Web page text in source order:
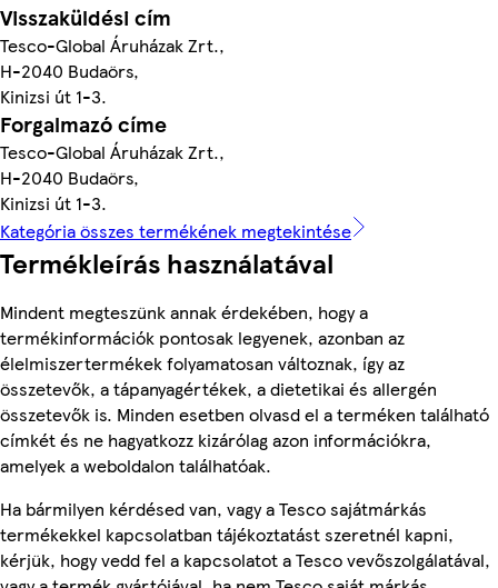
Visszaküldési cím
Tesco-Global Áruházak Zrt.,
H-2040 Budaörs,
Kinizsi út 1-3.
Forgalmazó címe
Tesco-Global Áruházak Zrt.,
H-2040 Budaörs,
Kinizsi út 1-3.
Kategória összes termékének megtekintése
Termékleírás használatával
Mindent megteszünk annak érdekében, hogy a
termékinformációk pontosak legyenek, azonban az
élelmiszertermékek folyamatosan változnak, így az
összetevők, a tápanyagértékek, a dietetikai és allergén
összetevők is. Minden esetben olvasd el a terméken található
címkét és ne hagyatkozz kizárólag azon információkra,
amelyek a weboldalon találhatóak.
Ha bármilyen kérdésed van, vagy a Tesco sajátmárkás
termékekkel kapcsolatban tájékoztatást szeretnél kapni,
kérjük, hogy vedd fel a kapcsolatot a Tesco vevőszolgálatával,